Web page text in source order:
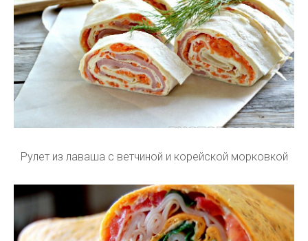
Рулет из лаваша с ветчиной и корейской морковкой